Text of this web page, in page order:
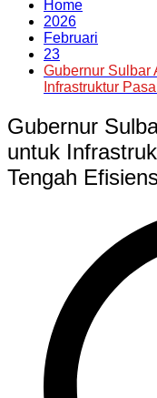
Home
2026
Februari
23
Gubernur Sulbar
Infrastruktur
Gubernur
untuk
Tengah